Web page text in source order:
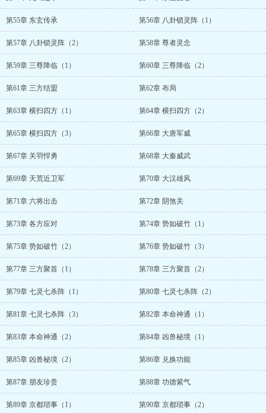
第55章 东玄传承 第56章 八卦锁灵阵（1）
第57章 八卦锁灵阵（2） 第58章 尊者灵念
第59章 三尊降临（1） 第60章 三尊降临（2）
第61章 三方结盟 第62章 布局
第63章 横扫四方（1） 第64章 横扫四方（2）
第65章 横扫四方（3） 第66章 大唐军威
第67章 关羽悍勇 第68章 大秦威武
第69章 天荒近卫军 第70章 大汉雄风
第71章 六将出击 第72章 阴煞关
第73章 各方应对 第74章 势如破竹（1）
第75章 势如破竹（2） 第76章 势如破竹（3）
第77章 三方聚首（1） 第78章 三方聚首（2）
第79章 七灵七杀阵（1） 第80章 七灵七杀阵（2）
第81章 七灵七杀阵（3） 第82章 本命神通（1）
第83章 本命神通（2） 第84章 凶兽秘境（1）
第85章 凶兽秘境（2） 第86章 兑换功能
第87章 朋友珍贵 第88章 功德紫气
第89章 京都琐事（1） 第90章 京都琐事（2）